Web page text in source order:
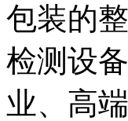
包装的
检测设
业、高